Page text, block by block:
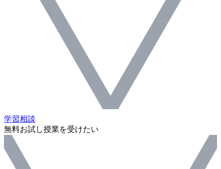
学習相談
無料お試し授業を受けたい